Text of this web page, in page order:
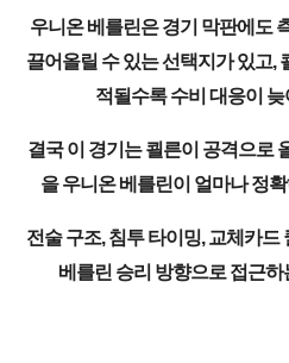
우니온 베를린은 경기 막판에도
끌어올릴 수 있는 선택지가 있고,
적될수록 수비 대응이
결국 이 경기는 쾰른이 공격으로
을 우니온 베를린이 얼마나 정
전술 구조, 침투 타이밍, 교체카
베를린 승리 방향으로 접근